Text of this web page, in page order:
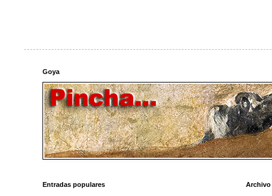
Goya
Entradas populares